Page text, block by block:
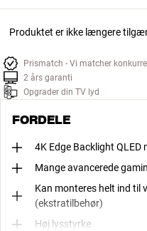
Produktet er ikke længere
Prismatch - Vi matcher
2 års garanti
Opgrader din TV lyd
FORDELE
4K Edge Backlight QLED
Mange avancerede
Kan monteres helt ind til
(ekstratilbehør)
Høj lysstyrke